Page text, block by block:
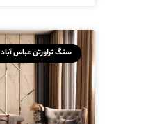
سنگ تراورتن عباس آباد